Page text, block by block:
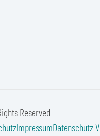
Reserved
ImpressumDatenschutz